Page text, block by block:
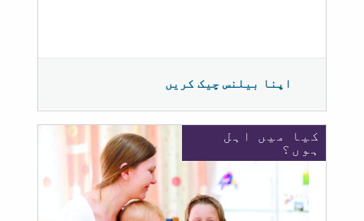
اپنا بیلنس چیک کریں
کیا میں اہل
ہوں؟